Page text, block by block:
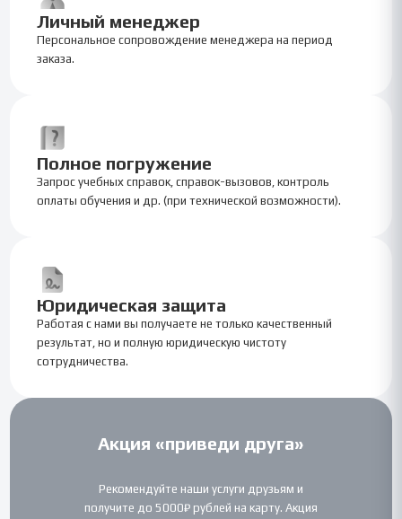
Личный менеджер
Персональное сопровождение менеджера на период
заказа.
Полное погружение
Запрос учебных справок, справок-вызовов, контроль
оплаты обучения и др. (при технической возможности).
Юридическая защита
Работая с нами вы получаете не только качественный
результат, но и полную юридическую чистоту
сотрудничества.
Акция «приведи друга»
Рекомендуйте наши услуги друзьям и
получите до 5000₽ рублей на карту. Акция